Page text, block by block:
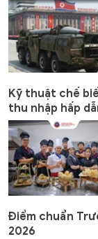
Kỹ thuật chế
thu nhập hấp
Điểm chuẩn
2026